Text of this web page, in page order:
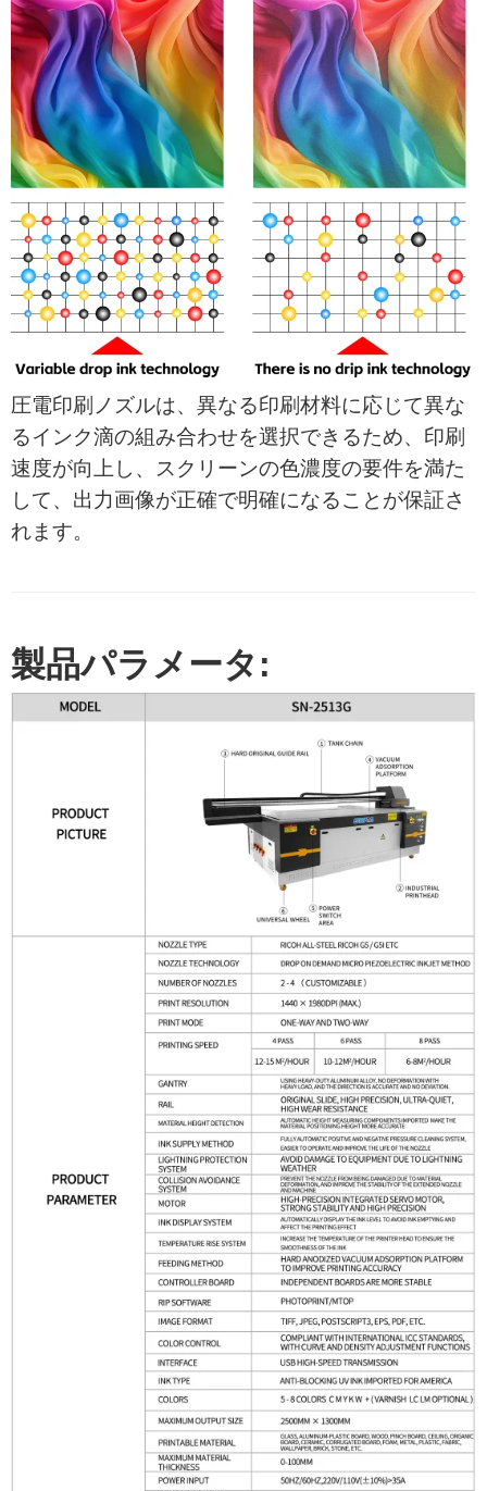
圧電印刷ノズルは、異なる印刷材料に応じて異な
るインク滴の組み合わせを選択できるため、印刷
速度が向上し、スクリーンの色濃度の要件を満た
して、出力画像が正確で明確になることが保証さ
れます。
製品パラメータ: